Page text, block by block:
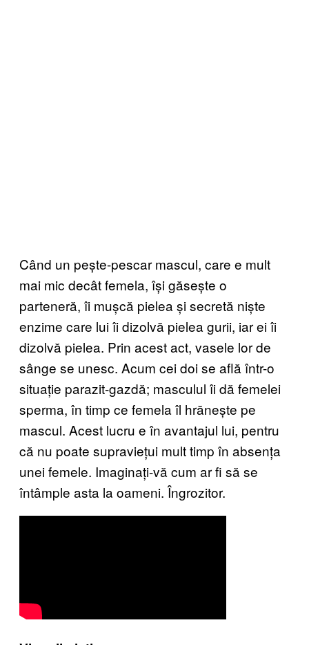
Când un pește-pescar mascul, care e mult
mai mic decât femela, își găsește o
parteneră, îi mușcă pielea și secretă niște
enzime care lui îi dizolvă pielea gurii, iar ei îi
dizolvă pielea. Prin acest act, vasele lor de
sânge se unesc. Acum cei doi se află într-o
situație parazit-gazdă; masculul îi dă femelei
sperma, în timp ce femela îl hrănește pe
mascul. Acest lucru e în avantajul lui, pentru
că nu poate supraviețui mult timp în absența
unei femele. Imaginați-vă cum ar fi să se
întâmple asta la oameni. Îngrozitor.